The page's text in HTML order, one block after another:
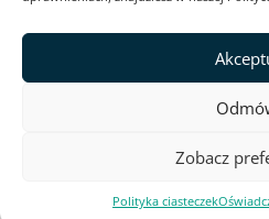
Zobacz
Polityka ciasteczek